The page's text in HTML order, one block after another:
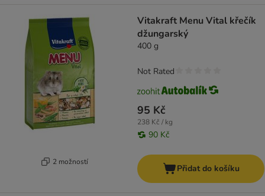
2 možností
Vitakraft Menu Vital křečík
džungarský
400 g
95 Kč
238 Kč / kg
90 Kč
Not Rated
Přidat do košíku